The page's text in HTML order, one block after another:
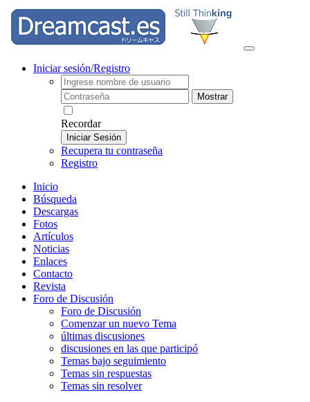
Iniciar sesión/Registro
Mostrar
Recordar
Iniciar Sesión
Recupera tu contraseña
Registro
Inicio
Búsqueda
Descargas
Fotos
Artículos
Noticias
Enlaces
Contacto
Revista
Foro de Discusión
Foro de Discusión
Comenzar un nuevo Tema
últimas discusiones
discusiones en las que participó
Temas bajo seguimiento
Temas sin respuestas
Temas sin resolver